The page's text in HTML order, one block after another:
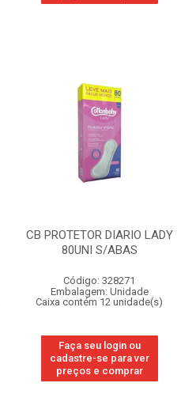
CB PROTETOR DIARIO LADY
80UNI S/ABAS
Código: 328271
Embalagem: Unidade
Caixa contém 12 unidade(s)
Faça seu login ou
cadastre-se para ver
preços e comprar